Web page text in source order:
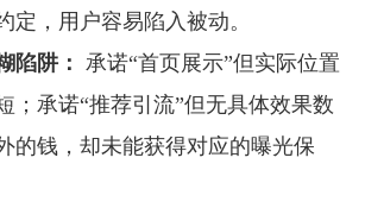
定，用户容易陷入被动。
陷阱： 承诺“首页展示”但实际位置
；承诺“推荐引流”但无具体效果数
的钱，却未能获得对应的曝光保